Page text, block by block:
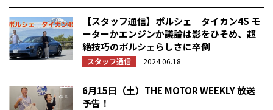
【スタッフ通信】ポルシェ タイカン4S モ
ーターかエンジンか議論は影をひそめ、超
絶技巧のポルシェらしさに卒倒
スタッフ通信 2024.06.18
6月15日（土）THE MOTOR WEEKLY 放送
予告！